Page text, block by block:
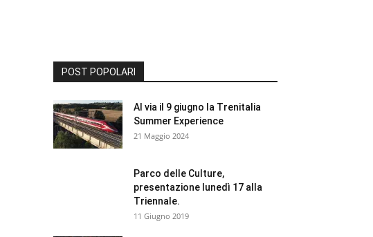
POST POPOLARI
Al via il 9 giugno la Trenitalia
Summer Experience
21 Maggio 2024
Parco delle Culture,
presentazione lunedì 17 alla
Triennale.
11 Giugno 2019